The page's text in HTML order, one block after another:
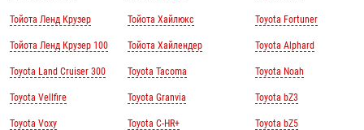
Тойота Ленд Крузер
Тойота Ленд Крузер 100
Toyota Land Cruiser 300
Toyota Vellfire
Toyota Voxy
Тойота Хайлюкс
Тойота Хайлендер
Toyota Tacoma
Toyota Granvia
Toyota C-HR+
Toyota Fortuner
Toyota Alphard
Toyota Noah
Toyota bZ3
Toyota bZ5